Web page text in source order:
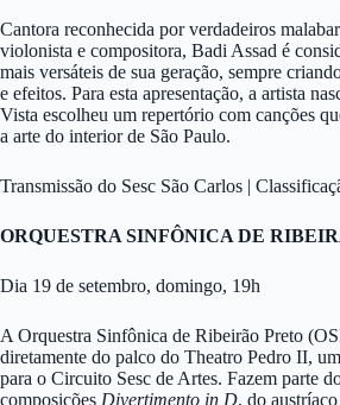
Cantora reconhecida por verdadeiros
violonista e compositora, Badi Assad é
mais versáteis de sua geração, sempre
e efeitos. Para esta apresentação, a artista
Vista escolheu um repertório com canções
a arte do interior de São Paulo.
Transmissão do Sesc São Carlos |
ORQUESTRA SINFÔNICA DE
Dia 19 de setembro, domingo, 19h
A Orquestra Sinfônica de Ribeirão Preto
diretamente do palco do Theatro Pedro II,
para o Circuito Sesc de Artes. Fazem parte
composições Divertimento in D, do